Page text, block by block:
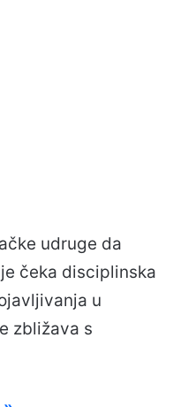
udruge da
čeka disciplinska
u
zbližava s